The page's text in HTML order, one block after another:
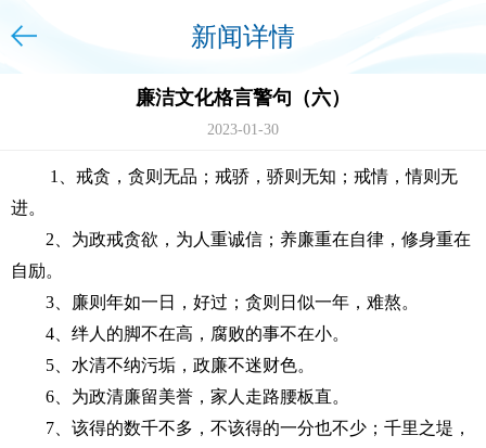
新闻详情
廉洁文化格言警句（六）
2023-01-30
1、 戒贪，贪则无品；戒骄，骄则无知；戒情，情则无
进。
2、 为政戒贪欲，为人重诚信 ； 养廉重在自律，修身重在
自励。
3、
廉则年如一日，好过 ； 贪则日似一年，难熬。
4、 绊人的脚不在高，腐败的事不在小。
5
水清不纳污垢，政廉不迷财色。
6
为政清廉留美誉，家人走路腰板直。
7、 该得的数千不多，不该得的一分也不少 ； 千里之堤，